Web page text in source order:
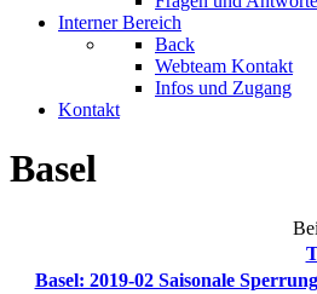
Interner Bereich
Back
Webteam Kontakt
Infos und Zugang
Kontakt
Basel
Basel: 2019-02 Saisonale